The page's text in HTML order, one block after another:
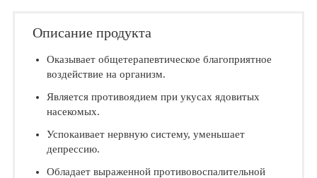
Описание продукта
Оказывает общетерапевтическое благоприятное
воздействие на организм.
Является противоядием при укусах ядовитых
насекомых.
Успокаивает нервную систему, уменьшает
депрессию.
Обладает выраженной противовоспалительной